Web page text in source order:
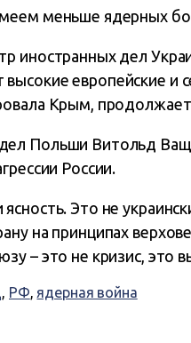
меньше ядерных
иностранных дел
европейские и
Крым,
Польши Витольд
России.
Это не
на принципах
– это не кризис, это
, РФ, ядерная война